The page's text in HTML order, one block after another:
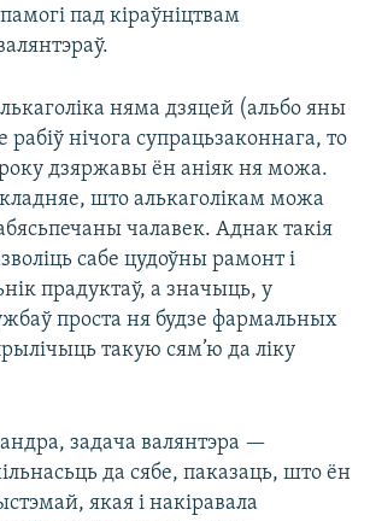
пад кіраўніцтвам
няма дзяцей (альбо яны
рабіў нічога супрацьзаконнага, то
дзяржавы ён аніяк ня можа.
што алькаголікам можа
чалавек. Аднак такія
сабе цудоўны рамонт і
прадуктаў, а значыць, у
проста ня будзе фармальных
такую сям’ю да ліку
задача валянтэра —
да сябе, паказаць, што ён
якая і накіравала